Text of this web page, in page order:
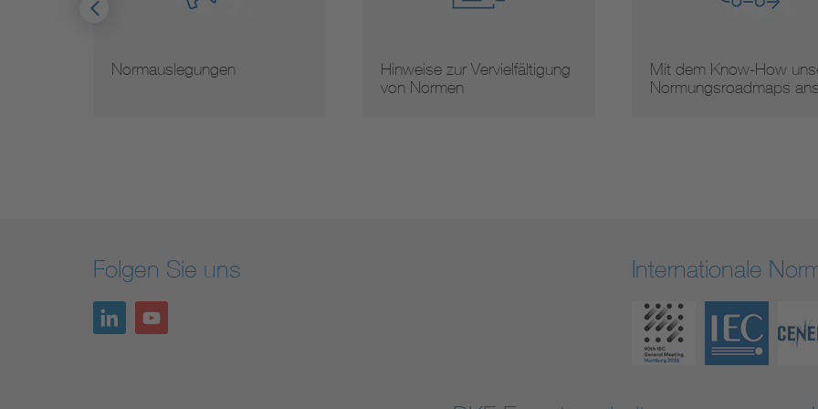
Normauslegungen
Hinweise zur Vervielfältigung
von Normen
Mit dem Know-How
Normungsroadmaps
Folgen Sie uns Internationale